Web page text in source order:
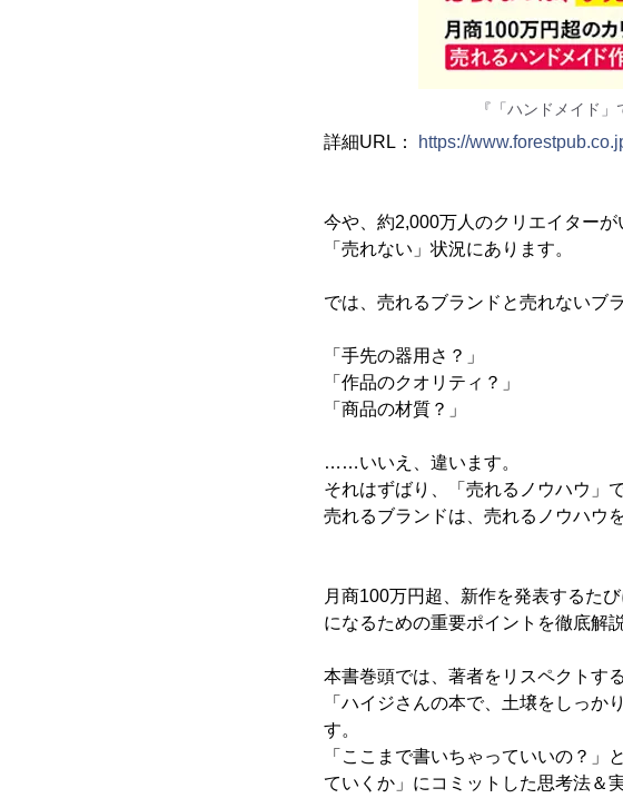
『「ハンドメイド
詳細URL： https://
今や、約2,000万人のクリエイター
「売れない」状況にあります。
では、売れるブランドと売れないブ
「手先の器用さ？」
「作品のクオリティ？」
「商品の材質？」
……いいえ、違います。
それはずばり、「売れるノウハウ」で
売れるブランドは、売れるノウハウ
月商100万円超、新作を発表するた
になるための重要ポイントを徹底解
本書巻頭では、著者をリスペクトす
「ハイジさんの本で、土壌をしっか
す。
「ここまで書いちゃっていいの？
ていくか」にコミットした思考法＆